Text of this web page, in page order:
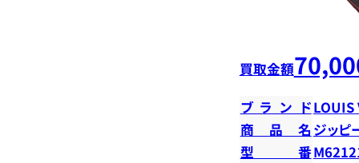
買取金額
ブランドLOUIS
商品名 ジッピ
型番